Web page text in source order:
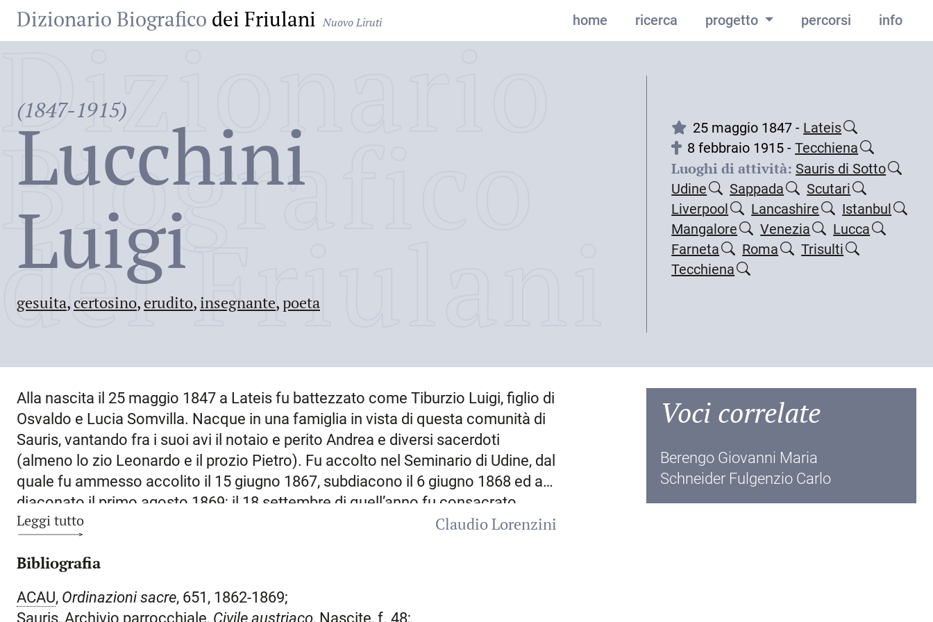
Dizionario Biografico dei Friulani Nuovo Liruti home ricerca progetto percorsi info
(1847-1915)
Lucchini
Luigi
gesuita, certosino, erudito, insegnante,poeta
Dizionario
Biografico
dei Friulani
25 maggio 1847 - Lateis
8 febbraio 1915 -Tecchiena
Luoghi di attività: Sauris di Sotto
Udine
Sappada
Scutari
Liverpool
Lancashire
Istanbul
Mangalore
Venezia
Lucca
Farneta
Roma
Trisulti
Tecchiena
Alla nascita il 25 maggio 1847 a Lateis fu battezzato come Tiburzio Luigi, figlio di
Osvaldo e Lucia Somvilla. Nacque in una famiglia in vista di questa comunità di
Sauris, vantando fra i suoi avi il notaio e perito Andrea e diversi sacerdoti
(almeno lo zio Leonardo e il prozio Pietro). Fu accolto nel Seminario di Udine, dal
quale fu ammesso accolito il 15 giugno 1867, subdiacono il 6 giugno 1868 ed al
diaconato il primo agosto 1869; il 18 settembre di quell’anno fu consacrato
presbitero. Come per molta parte del clero originario di Sauris, nel 1870 fu
domestico, nel mentre a parroco era stato eletto Andrea Schneider, anch’egli di
proprie del tedesco fu costante e duraturo nel tempo. Tuttavia, per L.
Leggi tutto
Claudio Lorenzini
Bibliografia
ACAU, Ordinazioni sacre, 651, 1862-1869;
Sauris, Archivio parrocchiale, Civile austriaco, Nascite, f. 48;
Voci correlate
Berengo Giovanni Maria
Schneider Fulgenzio Carlo